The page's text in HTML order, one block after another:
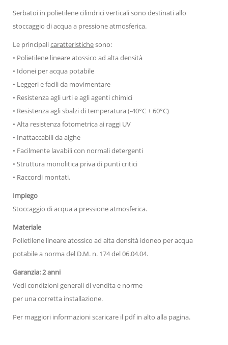
Serbatoi in polietilene cilindrici verticali sono destinati allo
stoccaggio di acqua a pressione atmosferica.
Le principalicaratteristichesono:
• Polietilene lineare atossico ad alta densità
• Idonei per acqua potabile
• Leggeri e facili da movimentare
• Resistenza agli urti e agli agenti chimici
• Resistenza agli sbalzi di temperatura (-40°C + 60°C)
• Alta resistenza fotometrica ai raggi UV
• Inattaccabili da alghe
• Facilmente lavabili con normali detergenti
• Struttura monolitica priva di punti critici
• Raccordi montati.
Impiego
Stoccaggio di acqua a pressione atmosferica.
Materiale
Polietilene lineare atossico ad alta densità idoneo per acqua
potabile a norma del D.M. n. 174 del 06.04.04.
Garanzia: 2 anni
Vedi condizioni generali di vendita e norme
per una corretta installazione.
Per maggiori informazioni scaricare il pdf in alto alla pagina.